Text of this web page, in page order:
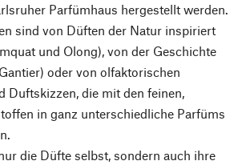
Parfümhaus hergestellt werden.
sind von Düften der Natur inspiriert
und Olong), von der Geschichte
oder von olfaktorischen
Duftskizzen, die mit den feinen,
in ganz unterschiedliche Parfüms
die Düfte selbst, sondern auch ihre